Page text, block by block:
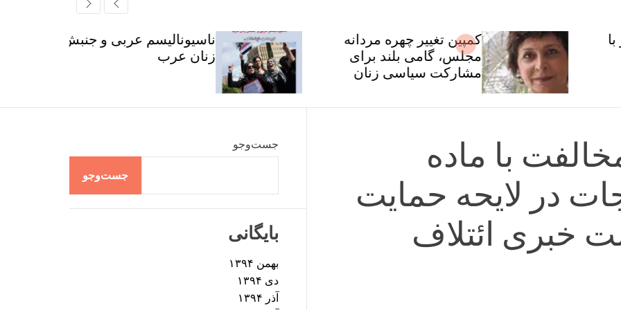
e
c
o
e
r
c
کمپین تغییر چهره مردانه
مجلس، گامی بلند برای
مشارکت سیاسی زنان
ناسیونالیسم عربی و جنبش
زنان عرب
با ماده
در لایحه حمایت
خبری ائتلاف
جست‌وجو
جست‌وجو
بایگانی
بهمن ۱۳۹۴
دی ۱۳۹۴
آذر ۱۳۹۴